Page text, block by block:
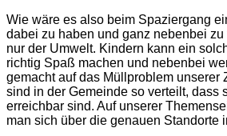
Wie wäre es also beim Spaziergang
dabei zu haben und ganz nebenbei
nur der Umwelt. Kindern kann ein
richtig Spaß machen und nebenbei
gemacht auf das Müllproblem unserer
sind in der Gemeinde so verteilt, dass
erreichbar sind. Auf unserer
man sich über die genauen Standorte